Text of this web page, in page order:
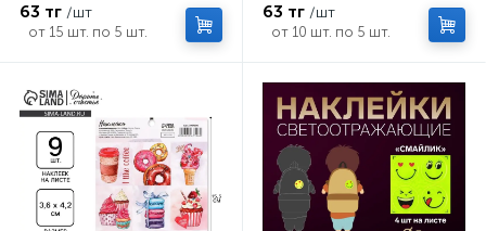
63 тг /шт
от 15 шт. по 5 шт.
63 тг /шт
от 10 шт. по 5 шт.